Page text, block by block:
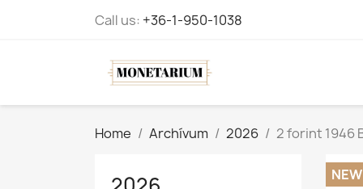
Call us: +36-1-950-1038
Home Archívum 2026 2 forint 1946
NEW